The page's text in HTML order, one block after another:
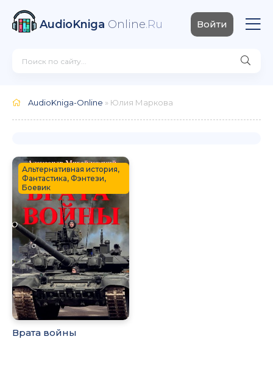
AudioKniga Online.Ru Войти
AudioKniga-Online » Юлия Маркова
Альтернативная история,
Фантастика, Фэнтези,
Боевик
Врата войны